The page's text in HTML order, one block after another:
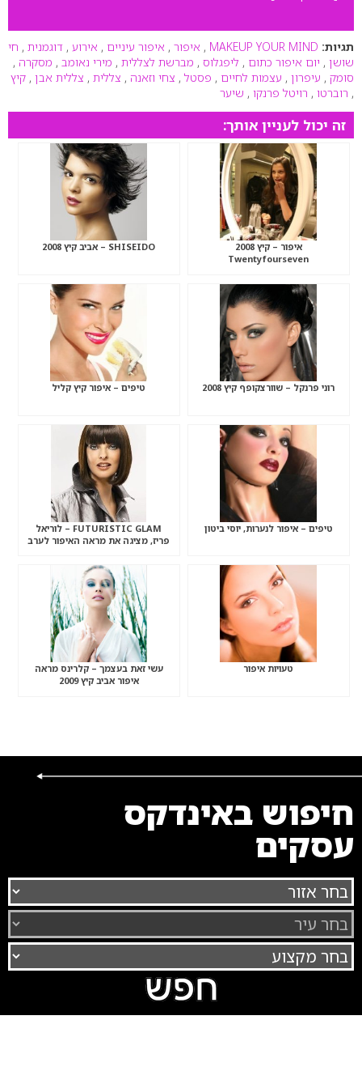
תגיות: MAKEUP YOUR MIND
, איפור , איפור עיניים , אירוע , דוגמנית , חי
שושן , יום איפור כתום , ליפגלוס , מברשת לצללית , מירי נאומב , מסקרה ,
סומק , עיפרון , עצמות לחיים , פסטל , צחי וזאנה , צללית , צללית אבן , קיץ
, רוברטו , רויטל פרנקו , שיער
זה יכול לעניין אותך:
איפור – קיץ 2008
Twentyfourseven
SHISEIDO – אביב קיץ 2008
רוני פרנקל – שוורצקופף קיץ 2008 טיפים – איפור קיץ קליל
טיפים – איפור לנערות, יוסי ביטון
FUTURISTIC GLAM – לוריאל
פריז, מציגה את מראה האיפור לערב
טעויות איפור
עשי זאת בעצמך – קלרינס מראה
איפור אביב קיץ 2009
חיפוש באינדקס
עסקים